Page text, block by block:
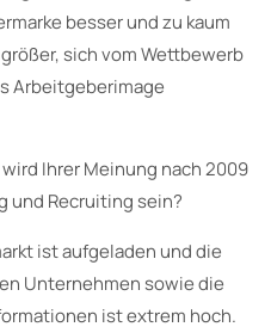
besser und zu kaum
sich vom Wettbewerb
Arbeitgeberimage
wird Ihrer Meinung nach 2009
und Recruiting sein?
ist aufgeladen und die
Unternehmen sowie die
ist extrem hoch.